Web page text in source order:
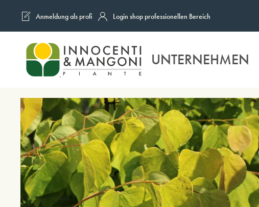
Skip to main content
Anmeldung als profi Login shop professionellen Bereich
UNTERNEHMEN